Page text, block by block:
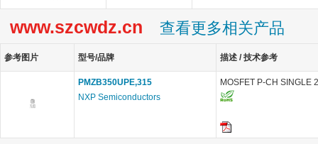
www.szcwdz.cn 查看更多相关产品
参考图片 型号/品牌 描述 / 技术参考
PMZB350UPE,315
NXP Semiconductors
MOSFET P-CH SINGLE